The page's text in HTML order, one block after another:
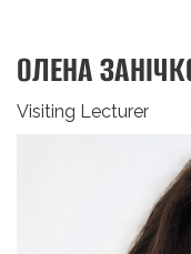
ОЛЕНА
Visiting Lecturer